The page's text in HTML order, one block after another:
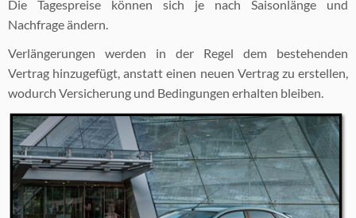
Die Tagespreise können sich je nach Saisonlänge und
Nachfrage ändern.
Verlängerungen werden in der Regel dem bestehenden
Vertrag hinzugefügt, anstatt einen neuen Vertrag zu erstellen,
wodurch Versicherung und Bedingungen erhalten bleiben.